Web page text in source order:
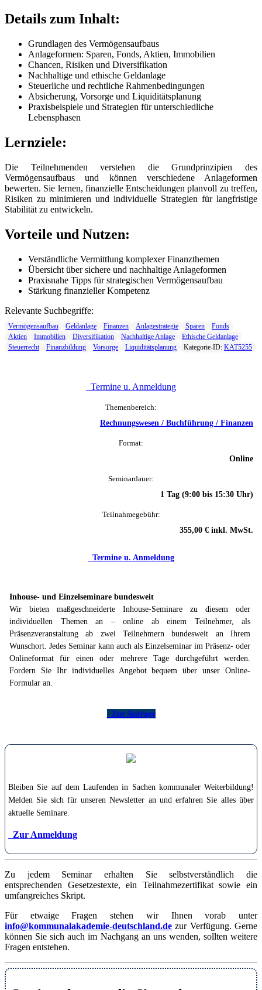
Details zum Inhalt:
Grundlagen des Vermögensaufbaus
Anlageformen: Sparen, Fonds, Aktien, Immobilien
Chancen, Risiken und Diversifikation
Nachhaltige und ethische Geldanlage
Steuerliche und rechtliche Rahmenbedingungen
Absicherung, Vorsorge und Liquiditätsplanung
Praxisbeispiele und Strategien für unterschiedliche
Lebensphasen
Lernziele:
Die Teilnehmenden verstehen die Grundprinzipien des
Vermögensaufbaus und können verschiedene Anlageformen
bewerten. Sie lernen, finanzielle Entscheidungen planvoll zu treffen,
Risiken zu minimieren und individuelle Strategien für langfristige
Stabilität zu entwickeln.
Vorteile und Nutzen:
Verständliche Vermittlung komplexer Finanzthemen
Übersicht über sichere und nachhaltige Anlageformen
Praxisnahe Tipps für strategischen Vermögensaufbau
Stärkung finanzieller Kompetenz
Relevante Suchbegriffe:
Vermögensaufbau Geldanlage Finanzen Anlagestrategie Sparen
Fonds
Aktien
Immobilien Diversifikation Nachhaltige Anlage
Ethische Geldanlage
Steuerrecht
Finanzbildung Vorsorge Liquiditätsplanung Kategorie-ID: KAT5255
Termine u. Anmeldung
Themenbereich:
Rechnungswesen / Buchführung / Finanzen
Format:
Online
Seminardauer:
1 Tag (9:00 bis 15:30 Uhr)
Teilnahmegebühr:
355,00 € inkl. MwSt.
Termine u. Anmeldung
Inhouse- und Einzelseminare bundesweit
Wir bieten maßgeschneiderte Inhouse-Seminare zu diesem oder
individuellen Themen an – online ab einem Teilnehmer, als
Präsenzveranstaltung ab zwei Teilnehmern bundesweit an Ihrem
Wunschort. Jedes Seminar kann auch als Einzelseminar im Präsenz- oder
Onlineformat für einen oder mehrere Tage durchgeführt werden.
Fordern Sie Ihr individuelles Angebot bequem über unser Online-
Formular an.
Zur Anfrage
Bleiben Sie auf dem Laufenden in Sachen kommunaler Weiterbildung!
Melden Sie sich für unseren Newsletter an und erfahren Sie alles über
aktuelle Seminare.
Zur Anmeldung
Zu jedem Seminar erhalten Sie selbstverständlich die
entsprechenden Gesetzestexte, ein Teilnahmezertifikat sowie ein
umfangreiches Skript.
Für etwaige Fragen stehen wir Ihnen vorab unter
info@kommunalakademie-deutschland.de zur Verfügung. Gerne
können Sie sich auch im Nachgang an uns wenden, sollten weitere
Fragen entstehen.